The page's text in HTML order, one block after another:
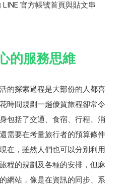
LINE 官方帳號首頁與貼文串
的服務思維
的探索過程是大部份的人都喜
時間規劃一趟優質旅程卻常令
包括了交通、食宿、行程、消
需要在考量旅行者的預算條件
在，雖然人們也可以分別利用
程的規劃及各種的安排，但麻
網站，像是在資訊的同步、系